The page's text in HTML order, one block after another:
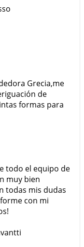
Grecia,me
de
formas para
todo el equipo de
muy bien
todas mis dudas
con mi